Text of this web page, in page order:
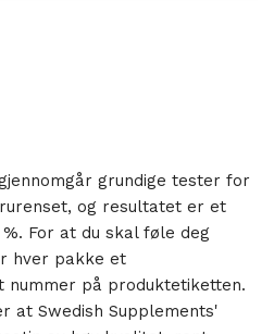
grundige tester for
og resultatet er et
For at du skal føle deg
hver pakke et
nummer på produktetiketten.
at Swedish Supplements'